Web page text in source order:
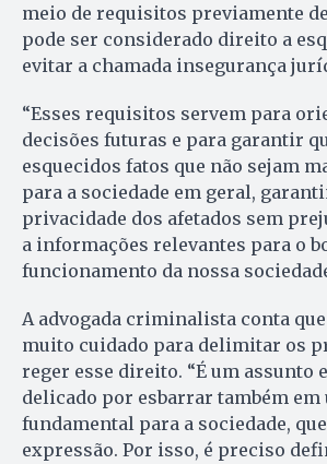
meio de requisitos previamente
pode ser considerado direito a
evitar a chamada insegurança
“Esses requisitos servem para
decisões futuras e para garantir
esquecidos fatos que não sejam
para a sociedade em geral,
privacidade dos afetados sem
a informações relevantes para o
funcionamento da nossa
A advogada criminalista conta
muito cuidado para delimitar os
reger esse direito. “É um assunto
delicado por esbarrar também em
fundamental para a sociedade,
expressão. Por isso, é preciso